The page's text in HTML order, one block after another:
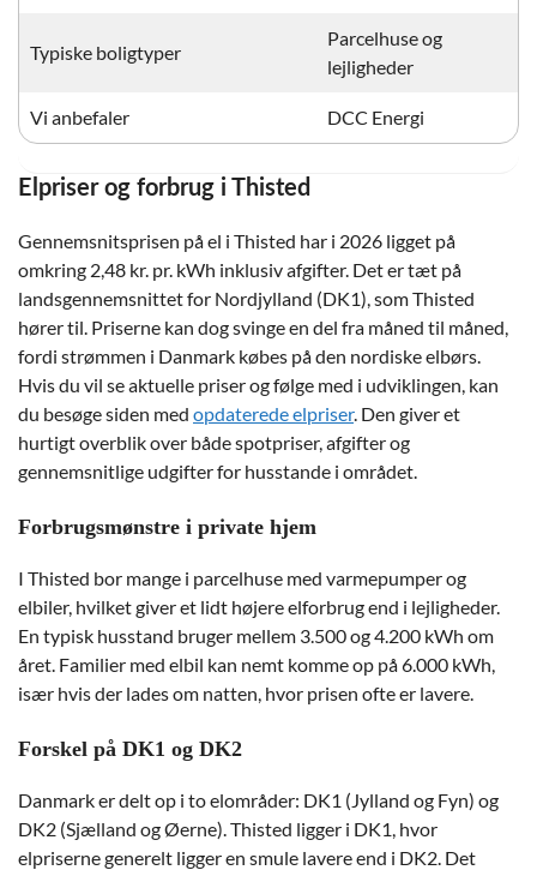
Typiske boligtyper
Parcelhuse og
lejligheder
Vi anbefaler DCC Energi
Elpriser og forbrug i Thisted
Gennemsnitsprisen på el i Thisted har i 2026 ligget på
omkring 2,48 kr. pr. kWh inklusiv afgifter. Det er tæt på
landsgennemsnittet for Nordjylland (DK1), som Thisted
hører til. Priserne kan dog svinge en del fra måned til måned,
fordi strømmen i Danmark købes på den nordiske elbørs.
Hvis du vil se aktuelle priser og følge med i udviklingen, kan
du besøge siden med opdaterede elpriser. Den giver et
hurtigt overblik over både spotpriser, afgifter og
gennemsnitlige udgifter for husstande i området.
Forbrugsmønstre i private hjem
I Thisted bor mange i parcelhuse med varmepumper og
elbiler, hvilket giver et lidt højere elforbrug end i lejligheder.
En typisk husstand bruger mellem 3.500 og 4.200 kWh om
året. Familier med elbil kan nemt komme op på 6.000 kWh,
især hvis der lades om natten, hvor prisen ofte er lavere.
Forskel på DK1 og DK2
Danmark er delt op i to elområder: DK1 (Jylland og Fyn) og
DK2 (Sjælland og Øerne). Thisted ligger i DK1, hvor
elpriserne generelt ligger en smule lavere end i DK2. Det